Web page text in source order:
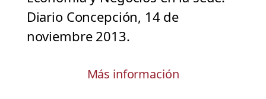
Diario Concepción, 14 de
noviembre 2013.
Más información